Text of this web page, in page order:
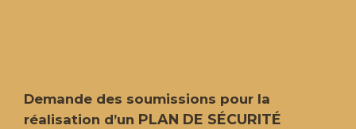
Demande des soumissions pour la
réalisation d’un PLAN DE SÉCURITÉ